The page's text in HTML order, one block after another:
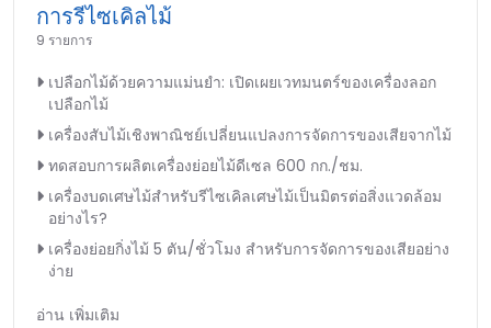
การรีไซเคิลไม้
9 รายการ
เปลือกไม้ด้วยความแม่นยำ: เปิดเผยเวทมนตร์ของเครื่องลอก
เปลือกไม้
เครื่องสับไม้เชิงพาณิชย์เปลี่ยนแปลงการจัดการของเสียจากไม้
ทดสอบการผลิตเครื่องย่อยไม้ดีเซล 600 กก./ชม.
เครื่องบดเศษไม้สำหรับรีไซเคิลเศษไม้เป็นมิตรต่อสิ่งแวดล้อม
อย่างไร?
เครื่องย่อยกิ่งไม้ 5 ตัน/ชั่วโมง สำหรับการจัดการของเสียอย่าง
ง่าย
อ่าน เพิ่มเติม